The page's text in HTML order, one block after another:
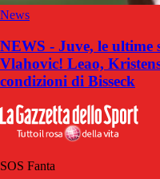
News
NEWS - Juve, le ultime
Vlahovic! Leao,
condizioni di Bisseck
SOS Fanta